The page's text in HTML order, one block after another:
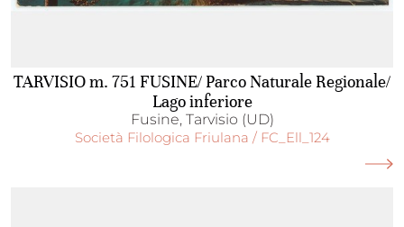
TARVISIO m. 751 FUSINE/ Parco Naturale Regionale/
Lago inferiore
Fusine, Tarvisio (UD)
Società Filologica Friulana / FC_Ell_124